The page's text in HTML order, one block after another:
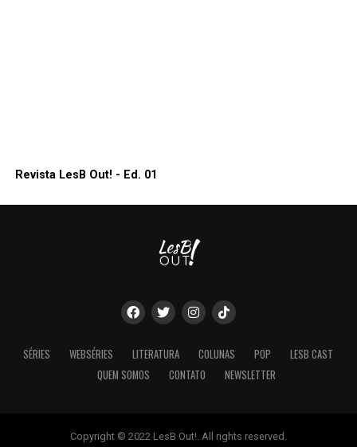
Revista LesB Out! - Ed. 01
SÉRIES WEBSÉRIES LITERATURA COLUNAS POP
LESB CAST
QUEM SOMOS
CONTATO NEWSLETTER
Copyright © 2022 LesB Out!. All rights reserved.